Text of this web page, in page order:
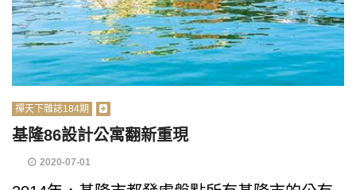
禪天下雜誌184期
基隆86設計公寓翻新重現
2020-07-01